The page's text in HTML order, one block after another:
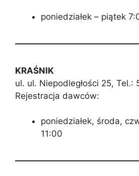
poniedziałek – piątek
KRAŚNIK
ul. ul. Niepodległości 25,
Rejestracja dawców:
poniedziałek, środa,
11:00